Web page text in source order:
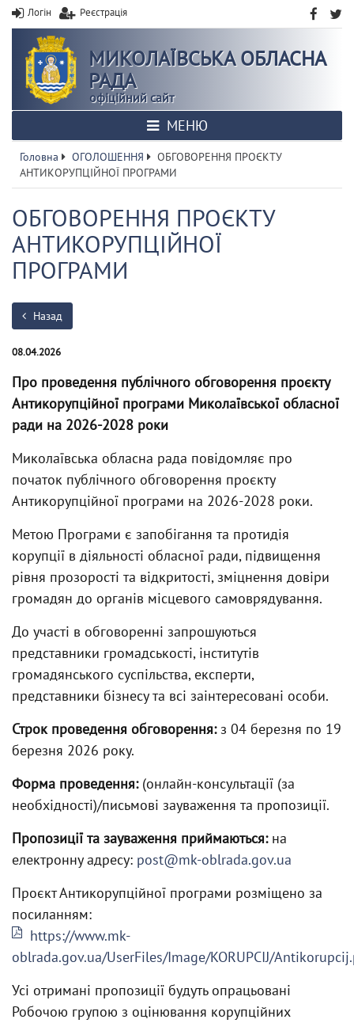
Логін Реєстрація
МИКОЛАЇВСЬКА ОБЛАСНА
РАДА
офіційний сайт
МЕНЮ
Головна ОГОЛОШЕННЯ
ОБГОВОРЕННЯ ПРОЄКТУ
АНТИКОРУПЦІЙНОЇ ПРОГРАМИ
ОБГОВОРЕННЯ ПРОЄКТУ
АНТИКОРУПЦІЙНОЇ
ПРОГРАМИ
Назад
08.04.2026
Про проведення публічного обговорення проєкту
Антикорупційної програми Миколаївської обласної
ради на 2026-2028 роки
Миколаївська обласна рада повідомляє про
початок публічного обговорення проєкту
Антикорупційної програми на 2026-2028 роки.
Метою Програми є запобігання та протидія
корупції в діяльності обласної ради, підвищення
рівня прозорості та відкритості, зміцнення довіри
громадян до органів місцевого самоврядування.
До участі в обговоренні запрошуються
представники громадськості, інститутів
громадянського суспільства, експерти,
представники бізнесу та всі заінтересовані особи.
Строк проведення обговорення:з 04 березня по 19
березня 2026 року.
Форма проведення:(онлайн-консультації (за
необхідності)/письмові зауваження та пропозиції.
Пропозиції та зауваження приймаються:на
електронну адресу: post@mk-oblrada.gov.ua
Проєкт Антикорупційної програми розміщено за
посиланням:
https://www.mk-
oblrada.gov.ua/UserFiles/Image/KORUPCIJ/
Усі отримані пропозиції будуть опрацьовані
Робочою групою з оцінювання корупційних